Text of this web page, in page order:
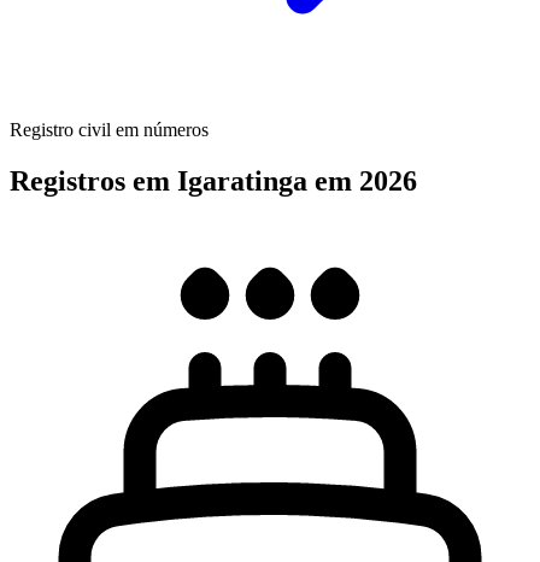
Registro civil em números
Registros em Igaratinga em 2026